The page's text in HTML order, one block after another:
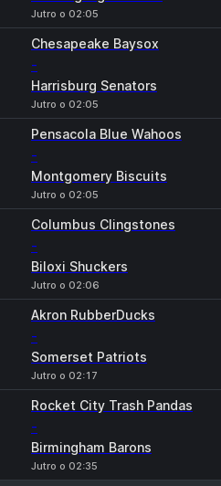
Jutro o 02:05
Chesapeake Baysox
-
Harrisburg Senators
Jutro o 02:05
Pensacola Blue Wahoos
-
Montgomery Biscuits
Jutro o 02:05
Columbus Clingstones
-
Biloxi Shuckers
Jutro o 02:06
Akron RubberDucks
-
Somerset Patriots
Jutro o 02:17
Rocket City Trash Pandas
-
Birmingham Barons
Jutro o 02:35